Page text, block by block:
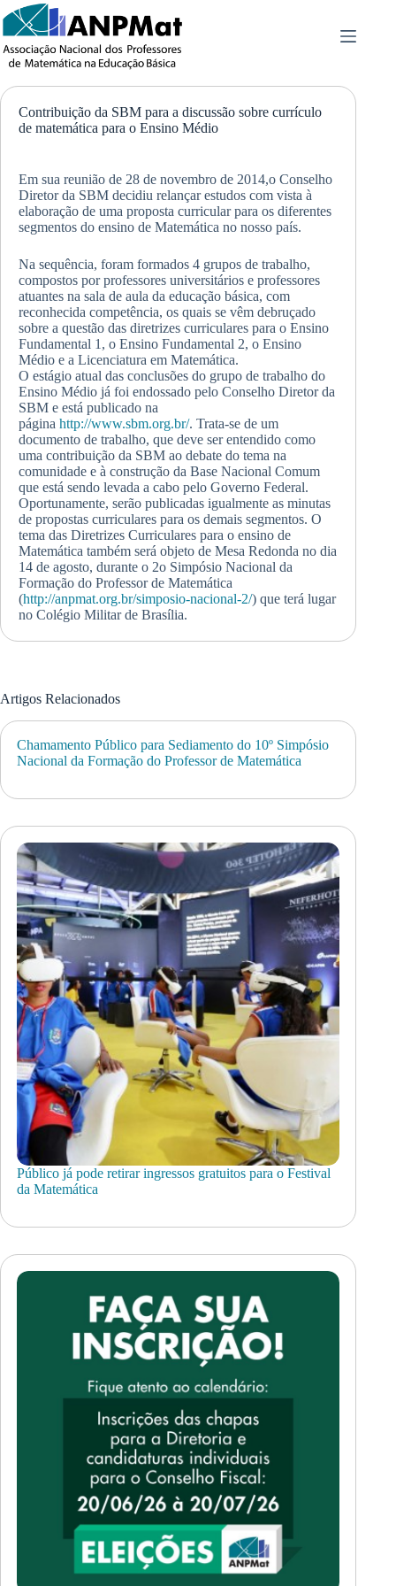
Pular
para
o
conteúdo
Contribuição da SBM para a discussão sobre currículo
de matemática para o Ensino Médio
Em sua reunião de 28 de novembro de 2014,o Conselho
Diretor da SBM decidiu relançar estudos com vista à
elaboração de uma proposta curricular para os diferentes
segmentos do ensino de Matemática no nosso país.
Na sequência, foram formados 4 grupos de trabalho,
compostos por professores universitários e professores
atuantes na sala de aula da educação básica, com
reconhecida competência, os quais se vêm debruçado
sobre a questão das diretrizes curriculares para o Ensino
Fundamental 1, o Ensino Fundamental 2, o Ensino
Médio e a Licenciatura em Matemática.
O estágio atual das conclusões do grupo de trabalho do
Ensino Médio já foi endossado pelo Conselho Diretor da
SBM e está publicado na
página http://www.sbm.org.br/. Trata-se de um
documento de trabalho, que deve ser entendido como
uma contribuição da SBM ao debate do tema na
comunidade e à construção da Base Nacional Comum
que está sendo levada a cabo pelo Governo Federal.
Oportunamente, serão publicadas igualmente as minutas
de propostas curriculares para os demais segmentos. O
tema das Diretrizes Curriculares para o ensino de
Matemática também será objeto de Mesa Redonda no dia
14 de agosto, durante o 2o Simpósio Nacional da
Formação do Professor de Matemática
(http://anpmat.org.br/simposio-nacional-2/) que terá lugar
no Colégio Militar de Brasília.
Artigos Relacionados
Chamamento Público para Sediamento do 10º Simpósio
Nacional da Formação do Professor de Matemática
Público já pode retirar ingressos gratuitos para o Festival
da Matemática